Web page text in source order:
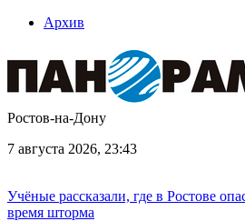
Архив
Ростов-на-Дону
7 августа 2026, 23:43
Учёные рассказали, где в Ростове
время шторма